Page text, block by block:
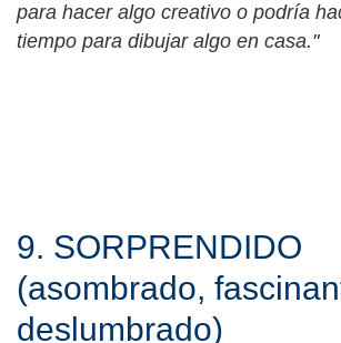
para hacer algo creativo o podría
tiempo para dibujar algo en casa."
9. SORPRENDIDO
(asombrado,
deslumbrado)